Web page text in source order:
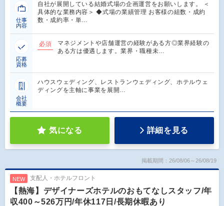
仕事
内容
自社が展開している結婚式場の企画運営をお願いします。 ＜
具体的な業務内容＞ ◆式場の業績管理 お客様の組数・成約
数・成約率・単…
応募
資格
必須
マネジメントや店舗運営の経験がある方◎業界経験の
ある方は優遇します。業界・職種未…
会社
概要
ハウスウェディング、レストランウェディング、ホテルウェ
ディングを主軸に事業を展開…
気になる 詳細を見る
掲載期間：26/08/06～26/08/19
NEW 支配人・ホテルフロント
【熱海】デザイナーズホテルのおもてなしスタッフ/年
収400～526万円/年休117日/長期休暇あり